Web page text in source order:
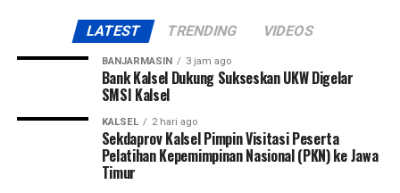
LATEST TRENDING VIDEOS
BANJARMASIN 3 jam ago
Bank Kalsel Dukung Sukseskan UKW Digelar
SMSI Kalsel
KALSEL 2 hari ago
Sekdaprov Kalsel Pimpin Visitasi Peserta
Pelatihan Kepemimpinan Nasional (PKN) ke Jawa
Timur